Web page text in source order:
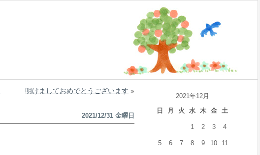
明けましておめでとうございます »
2021/12/31 金曜日
2021年12月
日
月 火 水 木 金 土
1 2 3 4
5 6 7 8 9 10 11